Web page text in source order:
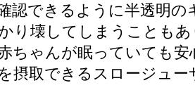
認できるように半透明の
り壊してしまうことも
ちゃんが眠っていても
摂取できるスロージュー